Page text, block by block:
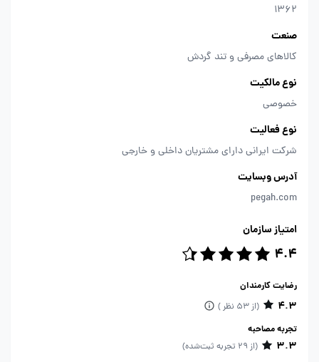
1362
صنعت
کالاهای مصرفی و تند گردش
نوع مالکیت
خصوصی
نوع فعالیت
شرکت ایرانی دارای مشتریان داخلی و خارجی
آدرس وبسایت
pegah.com
امتیاز سازمان
4.4
رضایت کارمندان
4.3 (از 53 نظر )
تجربه مصاحبه
3.3 (از 29 تجربه ثبت‌شده)